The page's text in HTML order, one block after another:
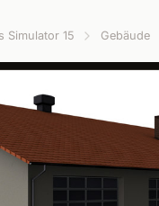
Simulator 15 Gebäude